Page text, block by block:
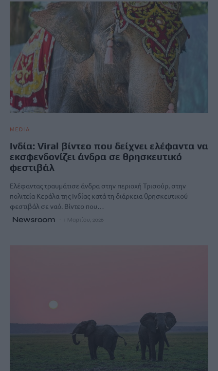
MEDIA
Ινδία: Viral βίντεο που δείχνει ελέφαντα να
εκσφενδονίζει άνδρα σε θρησκευτικό
φεστιβάλ
Ελέφαντας τραυμάτισε άνδρα στην περιοχή Τρισούρ, στην
πολιτεία Κεράλα της Ινδίας κατά τη διάρκεια θρησκευτικού
φεστιβάλ σε ναό. Βίντεο που…
Newsroom 1 Μαρτίου, 2026